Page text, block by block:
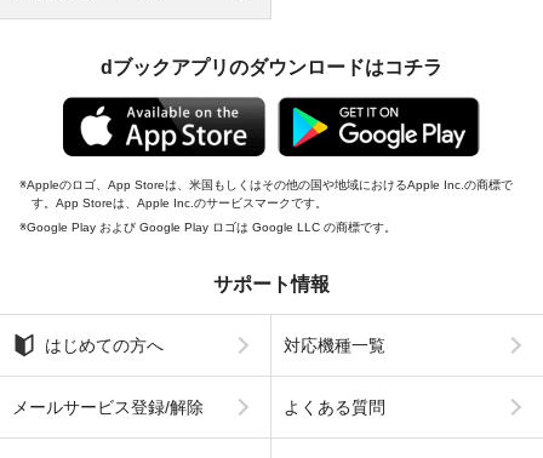
dブックアプリのダウンロードはコチラ
Appleのロゴ、App Storeは、米国もしくはその他の国や地域におけるApple Inc.の商標で
す。App Storeは、Apple Inc.のサービスマークです。
Google Play および Google Play ロゴは Google LLC の商標です。
サポート情報
はじめての方へ 対応機種一覧
メールサービス登録/解除 よくある質問